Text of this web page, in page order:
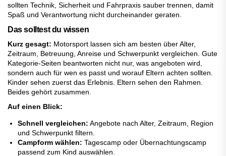
sollten Technik, Sicherheit und Fahrpraxis sauber trennen, damit
Spaß und Verantwortung nicht durcheinander geraten.
Das solltest du wissen
Kurz gesagt: Motorsport lassen sich am besten über Alter,
Zeitraum, Betreuung, Anreise und Schwerpunkt vergleichen. Gute
Kategorie-Seiten beantworten nicht nur, was angeboten wird,
sondern auch für wen es passt und worauf Eltern achten sollten.
Kinder sehen zuerst das Erlebnis. Eltern sehen den Rahmen.
Beides gehört zusammen.
Auf einen Blick:
Schnell vergleichen: Angebote nach Alter, Zeitraum, Region
und Schwerpunkt filtern.
Campform wählen: Tagescamp oder Übernachtungscamp
passend zum Kind auswählen.